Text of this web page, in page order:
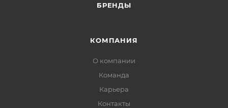
БРЕНДЫ
КОМПАНИЯ
О компании
Команда
Карьера
Контакты